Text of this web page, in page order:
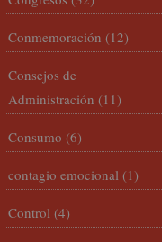
Conmemoración (12)
Consejos de
Administración (11)
Consumo (6)
contagio emocional (1)
Control (4)